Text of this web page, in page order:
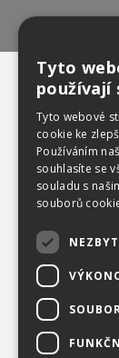
Tyto
používají
Tyto webové
cookie ke
Používáním
souhlasíte se
souladu s
souborů